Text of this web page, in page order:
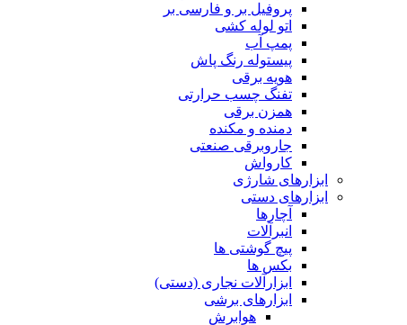
پروفیل بر و فارسی بر
اتو لوله کشی
پمپ آب
پیستوله رنگ پاش
هویه برقی
تفنگ چسب حرارتی
همزن برقی
دمنده و مکنده
جاروبرقی صنعتی
کارواش
ابزارهای شارژی
ابزارهای دستی
آچارها
انبرآلات
پیچ گوشتی ها
بکس ها
ابزارآلات نجاری (دستی)
ابزارهای برشی
هوابرش